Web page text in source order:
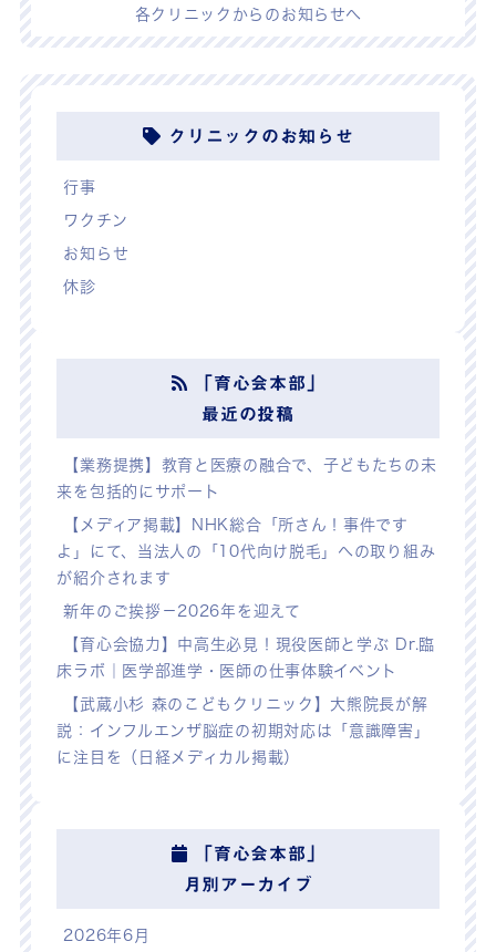
各クリニックからのお知らせへ
クリニックのお知らせ
行事
ワクチン
お知らせ
休診
「育心会本部」
最近の投稿
【業務提携】教育と医療の融合で、子どもたちの未
来を包括的にサポート
【メディア掲載】NHK総合「所さん！事件です
よ」にて、当法人の「10代向け脱毛」への取り組み
が紹介されます
新年のご挨拶－2026年を迎えて
【育心会協力】中高生必見！現役医師と学ぶ Dr.臨
床ラボ｜医学部進学・医師の仕事体験イベント
【武蔵小杉 森のこどもクリニック】大熊院長が解
説：インフルエンザ脳症の初期対応は「意識障害」
に注目を（日経メディカル掲載）
「育心会本部」
月別アーカイブ
2026年6月